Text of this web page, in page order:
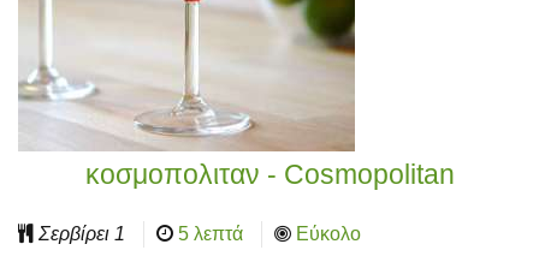
κοσμοπολιταν - Cosmopolitan
Σερβίρει 1 5 λεπτά Εύκολο